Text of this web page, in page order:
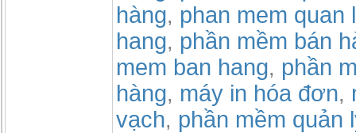
hàng, phan mem quan
hang, phần mềm bán
mem ban hang, phần
hàng, máy in hóa đơn,
vạch, phần mềm quản